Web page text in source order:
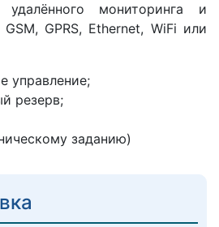
мониторинга и
GPRS, Ethernet, WiFi или
управление;
резерв;
заданию)